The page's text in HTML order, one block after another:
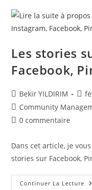
Les stories
Facebook,
Auteur/autrice
de
la
publication :
Bekir YILDIRIM
Post
category:
Community
Commentaires
la
publication :
0 commentaire
Dans cet article, je
stories sur Facebook,
Continuer La Lecture Les